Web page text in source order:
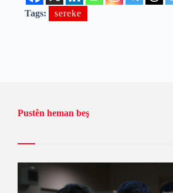
Tags: sereke
Pustên heman beş